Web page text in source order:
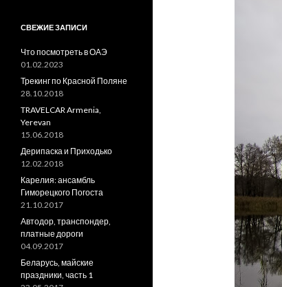
СВЕЖИЕ ЗАПИСИ
Что посмотреть в ОАЭ
01.02.2023
Трекинг по Красной Поляне
28.10.2018
TRAVELCAR Armenia,
Yerevan
15.06.2018
Дерипаска и Приходько
12.02.2018
Карелия: ансамбль
Гиморецкого Погоста
21.10.2017
Автодор, транспондер,
платные дороги
04.09.2017
Беларусь, майские
праздники, часть 1